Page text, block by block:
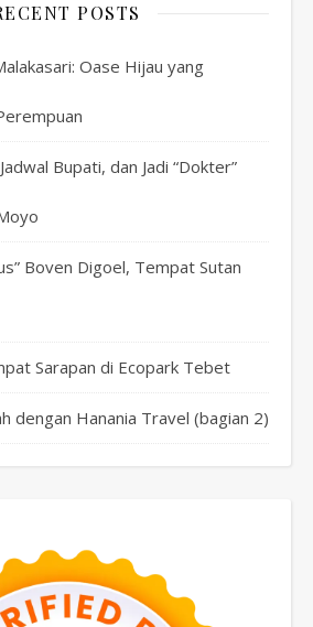
POSTS
Oase Hijau yang
Bupati, dan Jadi “Dokter”
Boven Digoel, Tempat Sutan
Sarapan di Ecopark Tebet
dengan Hanania Travel (bagian 2)